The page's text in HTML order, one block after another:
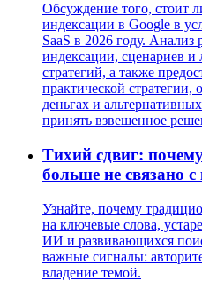
Обсуждение того, стоит
индексации в Google в
SaaS в 2026 году. Анализ
индексации, сценариев
стратегий, а также
практической
деньгах и
принять взвешенное
Тихий сдвиг:
больше не связано
Узнайте, почему
на ключевые слова,
ИИ и развивающихся
важные сигналы:
владение темой.